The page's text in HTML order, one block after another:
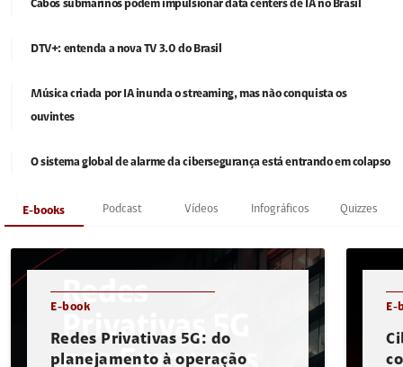
Cabos submarinos podem impulsionar data centers de IA no Brasil
DTV+: entenda a nova TV 3.0 do Brasil
Música criada por IA inunda o streaming, mas não conquista os
ouvintes
O sistema global de alarme da cibersegurança está entrando em colapso
E-books Podcast Vídeos Infográficos Quizzes
E-book
Redes Privativas 5G: do
planejamento à operação
E-